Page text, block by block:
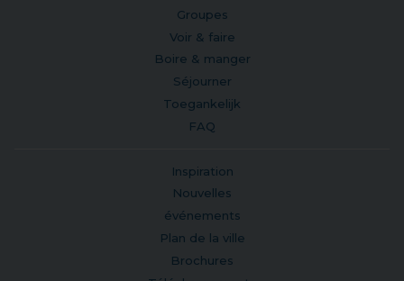
Groupes
Voir & faire
Boire & manger
Séjourner
Toegankelijk
FAQ
Inspiration
Nouvelles
événements
Plan de la ville
Brochures